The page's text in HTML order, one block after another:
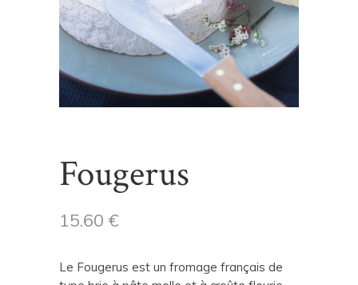
Fougerus
15.60 €
Le Fougerus est un fromage français de